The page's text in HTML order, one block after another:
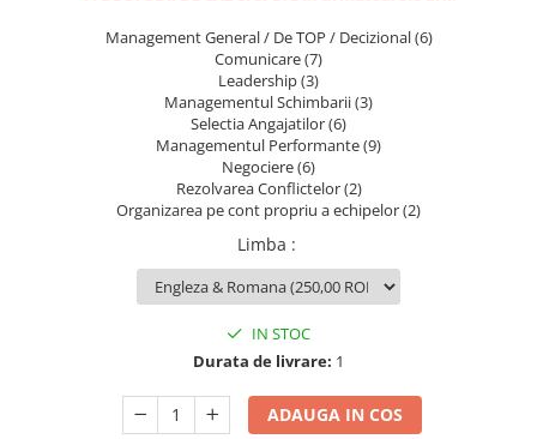
fara bias, fara efect group-think)
Managementul Schimbarii si
Negociere (Achizitie / Vanzari /
Cooperare / Competitie)
OPERATIUNI AERIENE MILITARE SI
OPERATIUNI MARITIME MILITARE SI
OPERATIUNI SPATIALE MILITARE SI
OPERATIUNI TERESTRE MILITARE SI
Management General / De TOP / Decizional (6)
Comunicare (7)
Leadership (3)
Managementul Schimbarii (3)
Selectia Angajatilor (6)
Managementul Performante (9)
Negociere (6)
Rezolvarea Conflictelor (2)
Organizarea pe cont propriu a echipelor (2)
Limba :
IN STOC
Durata de livrare: 1
ADAUGA IN COS